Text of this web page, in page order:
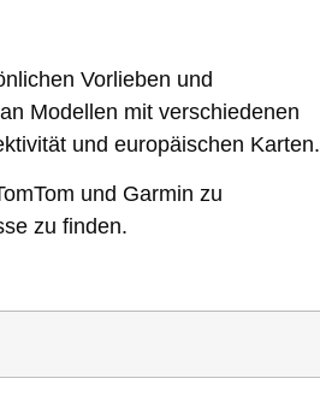
Vorlieben und
Modellen mit verschiedenen
und europäischen Karten.
und Garmin zu
zu finden.